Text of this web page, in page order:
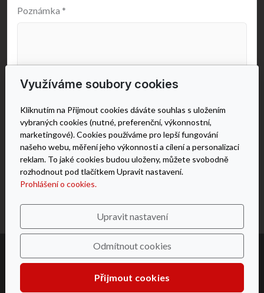
Poznámka *
Odeslat
© 2026 iKABEL – SMART topné kabelové systémy
Nastavení cookies
Využíváme soubory cookies
Kliknutím na Přijmout cookies dáváte souhlas s uložením
vybraných cookies (nutné, preferenční, výkonnostní,
marketingové). Cookies používáme pro lepší fungování
našeho webu, měření jeho výkonnosti a cílení a personalizaci
reklam. To jaké cookies budou uloženy, můžete svobodně
rozhodnout pod tlačítkem Upravit nastavení.
Prohlášení o cookies.
Upravit nastavení
Odmítnout cookies
Přijmout cookies